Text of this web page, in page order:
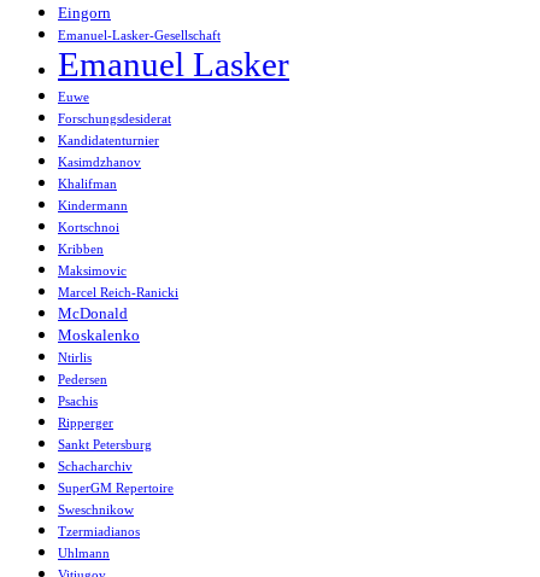
Eingorn
Emanuel-Lasker-Gesellschaft
Emanuel Lasker
Euwe
Forschungsdesiderat
Kandidatenturnier
Kasimdzhanov
Khalifman
Kindermann
Kortschnoi
Kribben
Maksimovic
Marcel Reich-Ranicki
McDonald
Moskalenko
Ntirlis
Pedersen
Psachis
Ripperger
Sankt Petersburg
Schacharchiv
SuperGM Repertoire
Sweschnikow
Tzermiadianos
Uhlmann